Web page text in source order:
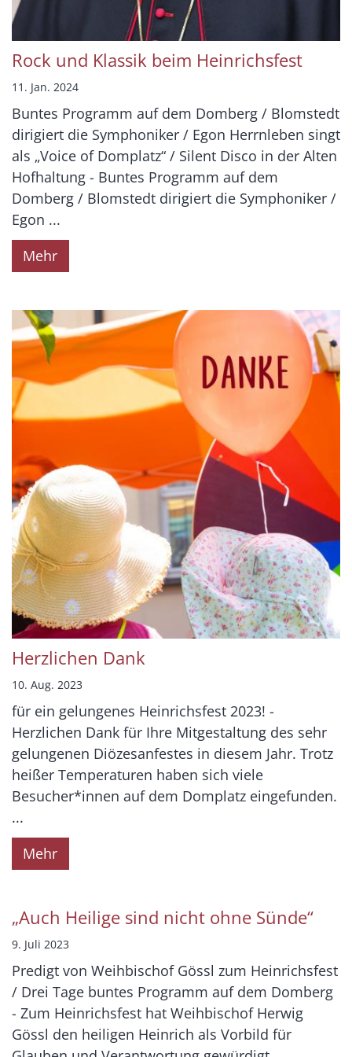
Rock und Klassik beim Heinrichsfest
11. Jan. 2024
Buntes Programm auf dem Domberg / Blomstedt
dirigiert die Symphoniker / Egon Herrnleben singt
als „Voice of Domplatz“ / Silent Disco in der Alten
Hofhaltung - Buntes Programm auf dem
Domberg / Blomstedt dirigiert die Symphoniker /
Egon ...
Mehr
Herzlichen Dank
10. Aug. 2023
für ein gelungenes Heinrichsfest 2023! -
Herzlichen Dank für Ihre Mitgestaltung des sehr
gelungenen Diözesanfestes in diesem Jahr. Trotz
heißer Temperaturen haben sich viele
Besucher*innen auf dem Domplatz eingefunden.
...
Mehr
„Auch Heilige sind nicht ohne Sünde“
9. Juli 2023
Predigt von Weihbischof Gössl zum Heinrichsfest
/ Drei Tage buntes Programm auf dem Domberg
- Zum Heinrichsfest hat Weihbischof Herwig
Gössl den heiligen Heinrich als Vorbild für